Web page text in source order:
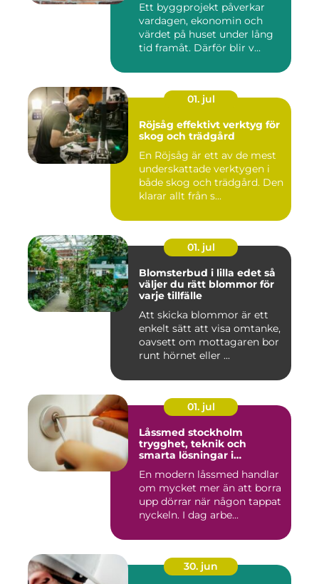
Ett byggprojekt påverkar
vardagen, ekonomin och
värdet på huset under lång
tid framåt. Därför blir v...
01. jul
Röjsåg effektivt verktyg för
skog och trädgård
En Röjsåg är ett av de mest
underskattade verktygen i
både skog och trädgård. Den
klarar allt från s...
01. jul
Blomsterbud i lilla edet så
väljer du rätt blommor för
varje tillfälle
Att skicka blommor är ett
enkelt sätt att visa omtanke,
oavsett om mottagaren bor
runt hörnet eller ...
01. jul
Låssmed stockholm
trygghet, teknik och
smarta lösningar i
En modern låssmed handlar
om mycket mer än att borra
upp dörrar när någon tappat
nyckeln. I dag arbe...
30. jun